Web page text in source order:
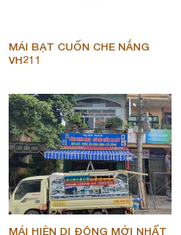
MÁI BẠT CUỐN CHE NẮNG
VH211
MÁI HIÊN DI ĐỘNG MỚI NHẤT